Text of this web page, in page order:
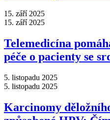
15. září 2025
15. září 2025
Telemedicína
péče o pacienty se
5. listopadu 2025
5. listopadu 2025
Karcinomy